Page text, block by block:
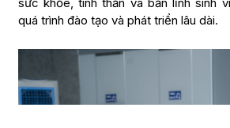
quá trình đào tạo và phát triển lâu dài.